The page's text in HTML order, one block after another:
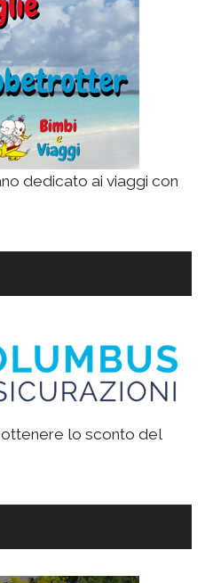
dedicato ai viaggi con
lo sconto del